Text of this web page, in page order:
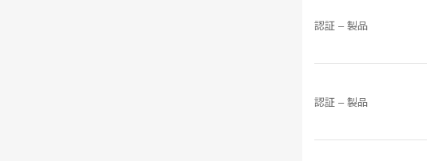
認証 – 製品
認証 – 製品